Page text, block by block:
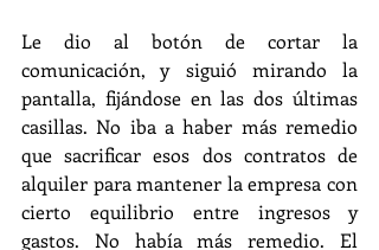
Le dio al botón de cortar la
comunicación, y siguió mirando la
pantalla, fijándose en las dos últimas
casillas. No iba a haber más remedio
que sacrificar esos dos contratos de
alquiler para mantener la empresa con
cierto equilibrio entre ingresos y
gastos. No había más remedio. El